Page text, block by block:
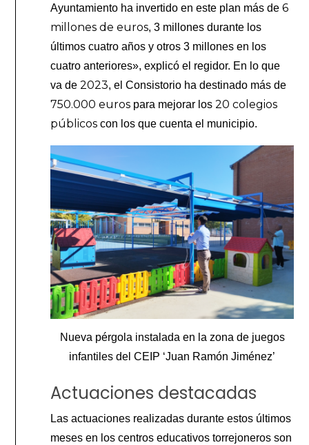
Ayuntamiento ha invertido en este plan más de6
millones de euros, 3 millones durante los
últimos cuatro años y otros 3 millones en los
cuatro anteriores», explicó el regidor. En lo que
va de 2023, el Consistorio ha destinado más de
750.000 euros para mejorar los 20 colegios
públicos con los que cuenta el municipio.
Nueva pérgola instalada en la zona de juegos
infantiles del CEIP ‘Juan Ramón Jiménez’
Actuaciones destacadas
Las actuaciones realizadas durante estos últimos
meses en los centros educativos torrejoneros son